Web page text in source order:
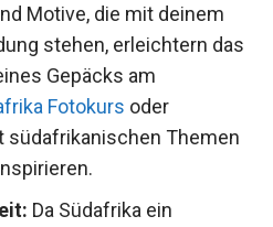
Motive, die mit deinem
stehen, erleichtern das
Gepäcks am
Fotokurs oder
südafrikanischen Themen
Da Südafrika ein